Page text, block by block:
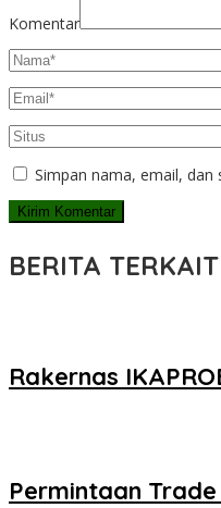
Komentar
Simpan nama, email,
BERITA TERKAIT
Rakernas
Permintaan